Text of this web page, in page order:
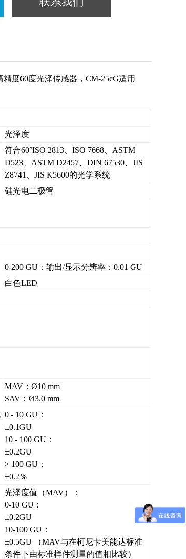
度60度光泽传感器，CM-25cG适用
光泽度
符合60°ISO 2813、ISO 7668、ASTM
D523、ASTM D2457、DIN 67530、JIS
Z8741、JIS K5600的光学系统
硅光电二极管
0-200 GU；输出/显示分辨率：0.01 GU
白色LED
MAV：Ø10 mm
SAV：Ø3.0 mm
0 - 10 GU：
±0.1GU
10 - 100 GU：
±0.2GU
> 100 GU：
±0.2％
光泽度值（MAV）：
0-10 GU：
±0.2GU
10-100 GU：
±0.5GU （MAV与在柯尼卡美能达标准
条件下由标准样件测量的值相比较）